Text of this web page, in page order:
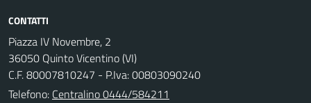
CONTATTI
Piazza IV Novembre, 2
36050 Quinto Vicentino (VI)
C.F. 80007810247 - P.Iva: 00803090240
Telefono: Centralino 0444/584211